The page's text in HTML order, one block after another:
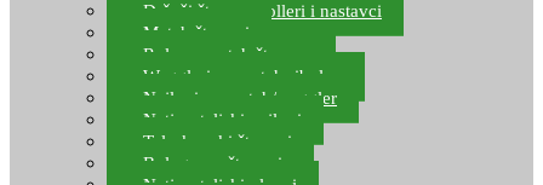
Držači štapova rolleri i nastavci
Match štapovi
Role za match štapove
Waggleri za match ribolov
Najloni za match/waggler
Natjecateljski najloni
Teleskopski štapovi
Bolognese štapovi